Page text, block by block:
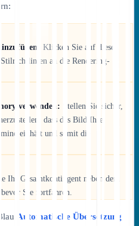
Klicken Sie auf diesen
an die Rendering-
verwenden: Stellen Sie sicher,
dass das Bild Ihre
einhält und somit die
Ihr Gesamtkontingent neben dem
Sie fortfahren.
Automatische Übersetzung